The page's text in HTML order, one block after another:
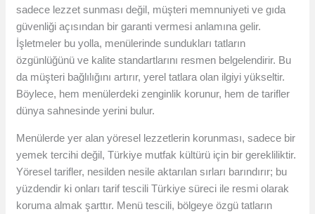
sadece lezzet sunması değil, müşteri memnuniyeti ve gıda
güvenliği açısından bir garanti vermesi anlamına gelir.
İşletmeler bu yolla, menülerinde sundukları tatların
özgünlüğünü ve kalite standartlarını resmen belgelendirir. Bu
da müşteri bağlılığını artırır, yerel tatlara olan ilgiyi yükseltir.
Böylece, hem menülerdeki zenginlik korunur, hem de tarifler
dünya sahnesinde yerini bulur.
Menülerde yer alan yöresel lezzetlerin korunması, sadece bir
yemek tercihi değil, Türkiye mutfak kültürü için bir gerekliliktir.
Yöresel tarifler, nesilden nesile aktarılan sırları barındırır; bu
yüzdendir ki onları tarif tescili Türkiye süreci ile resmi olarak
koruma almak şarttır. Menü tescili, bölgeye özgü tatların